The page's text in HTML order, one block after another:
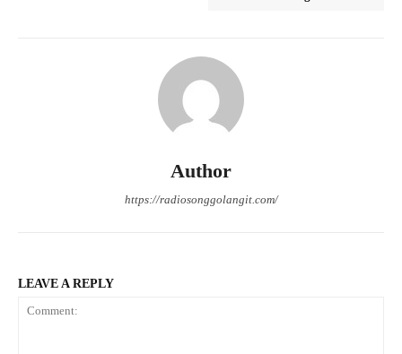
Author
https://radiosonggolangit.com/
LEAVE A REPLY